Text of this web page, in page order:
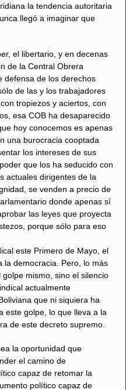
la tendencia autoritaria
llegó a imaginar que
el libertario, y en decenas
de la Central Obrera
defensa de los derechos
de las y los trabajadores
tropiezos y aciertos, con
esa COB ha desaparecido
hoy conocemos es apenas
una burocracia cooptada
los intereses de sus
que los ha seducido con
actuales dirigentes de la
se venden a precio de
donde apenas sí
las leyes que proyecta
porque sólo para eso
este Primero de Mayo, el
la democracia. Pero, lo más
mismo, sino el silencio
actualmente
que ni siquiera ha
este golpe, lo que lleva a la
de este decreto supremo.
la oportunidad que
el camino de
capaz de retomar la
político capaz de